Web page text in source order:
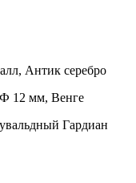
Антик серебро
12 мм, Венге
Гардиан